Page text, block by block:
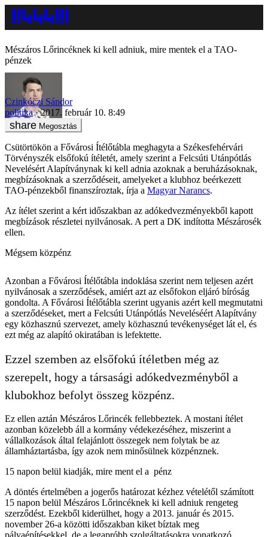
Mészáros Lőrincéknek ki kell adniuk, mire mentek el a TAO-
pénzek
Czinkóczi Sándor
politika
2017. február 10. 8:49
Megosztás
Csütörtökön a Fővárosi Ítélőtábla meghagyta a Székesfehérvári
Törvényszék elsőfokú ítéletét, amely szerint a Felcsúti Utánpótlás
Nevelésért Alapítványnak ki kell adnia azoknak a beruházásoknak,
megbízásoknak a szerződéseit, amelyeket a klubhoz beérkezett
TAO-pénzekből finanszíroztak, írja a Magyar Narancs.
Az ítélet szerint a kért időszakban az adókedvezményekből kapott
megbízások részletei nyilvánosak. A pert a DK indította Mészárosék
ellen.
Mégsem közpénz
Azonban a Fővárosi Ítélőtábla indoklása szerint nem teljesen azért
nyilvánosak a szerződések, amiért azt az elsőfokon eljáró bíróság
gondolta. A Fővárosi Ítélőtábla szerint ugyanis azért kell megmutatni
a szerződéseket, mert a Felcsúti Utánpótlás Neveléséért Alapítvány
egy közhasznú szervezet, amely közhasznú tevékenységet lát el, és
ezt még az alapító okiratában is lefektette.
Ezzel szemben az elsőfokú ítéletben még az
szerepelt, hogy a társasági adókedvezményből a
klubokhoz befolyt összeg közpénz.
Ez ellen aztán Mészáros Lőrincék fellebbeztek. A mostani ítélet
azonban közelebb áll a kormány védekezéséhez, miszerint a
vállalkozások által felajánlott összegek nem folytak be az
államháztartásba, így azok nem minősülnek közpénznek.
15 napon belül kiadják, mire ment el a pénz
A döntés értelmében a jogerős határozat kézhez vételétől számított
15 napon belül Mészáros Lőrincéknek ki kell adniuk rengeteg
szerződést. Ezekből kiderülhet, hogy a 2013. január és 2015.
november 26-a közötti időszakban kiket bíztak meg
pályaépítésekkel, de a legapróbb szolgáltatásokra vonatkozó